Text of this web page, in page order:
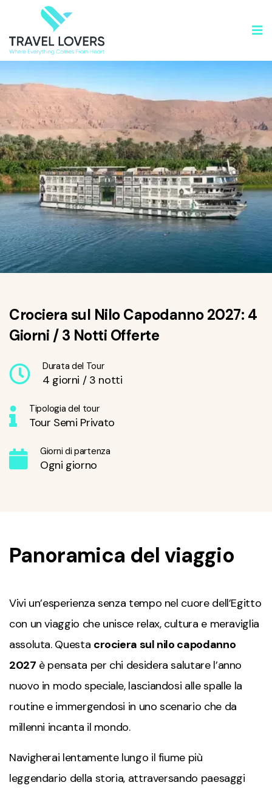
Crociera sul Nilo Capodanno 2027: 4
Giorni / 3 Notti Offerte
Durata del Tour
4 giorni / 3 notti
Tipologia del tour
Tour Semi Privato
Giorni di partenza
Ogni giorno
Panoramica del viaggio
Vivi un’esperienza senza tempo nel cuore dell’Egitto
con un viaggio che unisce relax, cultura e meraviglia
assoluta. Questa crociera sul nilo capodanno
2027 è pensata per chi desidera salutare l’anno
nuovo in modo speciale, lasciandosi alle spalle la
routine e immergendosi in uno scenario che da
millenni incanta il mondo.
Navigherai lentamente lungo il fiume più
leggendario della storia, attraversando paesaggi